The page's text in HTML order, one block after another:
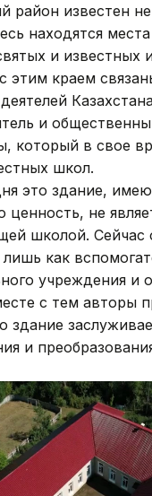
район известен
находятся
и известных
этим краем
и
который в свое
школ.
это здание,
ценность, не
школой. Сейчас
лишь как
учреждения и
с тем авторы
здание
и